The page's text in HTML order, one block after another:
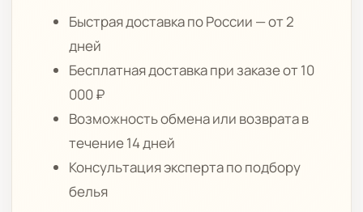
Быстрая доставка по России — от 2
дней
Бесплатная доставка при заказе от 10
000 ₽
Возможность обмена или возврата в
течение 14 дней
Консультация эксперта по подбору
белья